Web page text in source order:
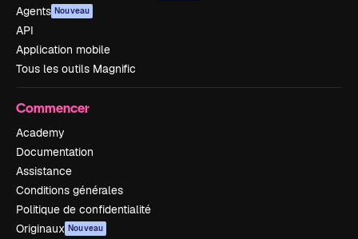
Agents Nouveau
API
Application mobile
Tous les outils Magnific
Commencer
Academy
Documentation
Assistance
Conditions générales
Politique de confidentialité
Originaux Nouveau